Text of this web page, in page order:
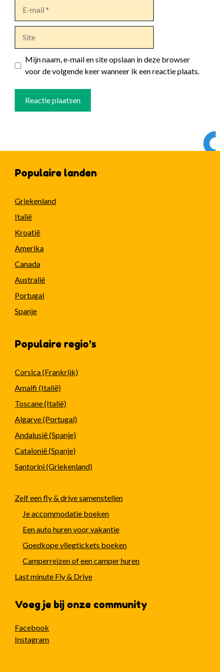
mail
Mijn naam, e-mail en site opslaan in deze browser
voor de volgende keer wanneer ik een reactie plaats.
Populaire landen
Griekenland
Italië
Kroatië
Amerika
Canada
Australië
Portugal
Spanje
Populaire regio’s
Corsica (Frankrijk)
Amalfi (Italië)
Toscane (Italië)
Algarve (Portugal)
Andalusië (Spanje)
Catalonië (Spanje)
Santorini (Griekenland)
Zelf een fly & drive samenstellen
Je accommodatie boeken
Een auto huren voor vakantie
Goedkope vliegtickets boeken
Camperreizen of een camper huren
Last minute Fly & Drive
Voeg je bij onze community
Facebook
Instagram